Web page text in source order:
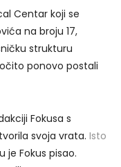
Centar koji se
na broju 17,
strukturu
očito ponovo postali
Fokusa s
svoja vrata. Isto
je Fokus pisao.